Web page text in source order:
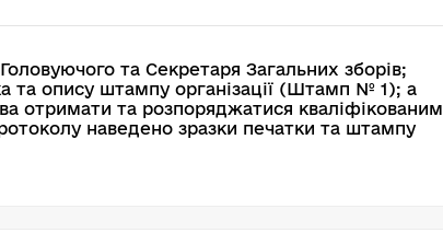
та Секретаря Загальних зборів;
та опису штампу організації (Штамп № 1); а
отримати та розпоряджатися кваліфікованим
наведено зразки печатки та штампу